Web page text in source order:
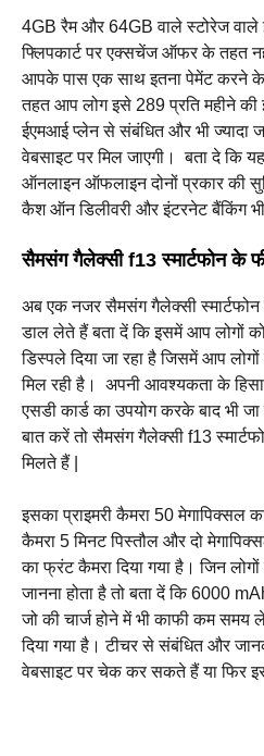
4GB रैम और 64GB वाले स्टोरेज वाले
फ्लिपकार्ट पर एक्सचेंज ऑफर के तहत
आपके पास एक साथ इतना पेमेंट करने
तहत आप लोग इसे 289 प्रति महीने
ईएमआई प्लेन से संबंधित और भी ज्यादा
वेबसाइट पर मिल जाएगी। ‌ बता दे कि
ऑनलाइन ऑफलाइन दोनों प्रकार की
कैश ऑन डिलीवरी और इंटरनेट बैंकिंग
सैमसंग गैलेक्सी f13 स्मार्टफोन के
अब एक नजर सैमसंग गैलेक्सी
डाल लेते हैं बता दें कि इसमें आप लोगों
डिस्पले दिया जा रहा है जिसमें आप
मिल रही है। ‌ अपनी आवश्यकता के
एसडी कार्ड का उपयोग करके बाद भी
बात करें तो सैमसंग गैलेक्सी f13
मिलते हैं |
इसका प्राइमरी कैमरा 50 मेगापिक्सल
कैमरा 5 मिनट पिस्तौल और दो
का फ्रंट कैमरा दिया गया है। जिन
जानना होता है तो बता दें कि 6000
जो की चार्ज होने में भी काफी कम
दिया गया है। टीचर से संबंधित और
वेबसाइट पर चेक कर सकते हैं या फिर